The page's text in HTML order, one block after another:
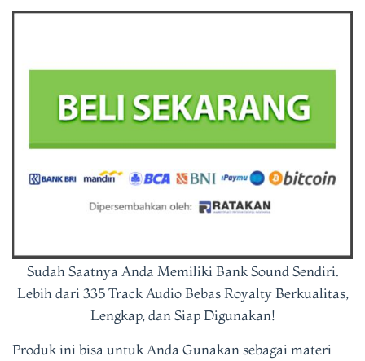
Sudah Saatnya Anda Memiliki Bank Sound Sendiri.
Lebih dari 335 Track Audio Bebas Royalty Berkualitas,
Lengkap, dan Siap Digunakan!
Produk ini bisa untuk Anda Gunakan sebagai materi